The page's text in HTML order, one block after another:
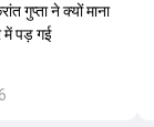
गुप्ता ने क्यों माना
में पड़ गई